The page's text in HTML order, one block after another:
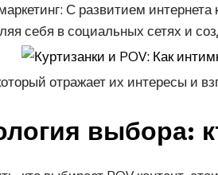
С развитием интернета
себя в социальных сетях и
отражает их интересы и
выбора: